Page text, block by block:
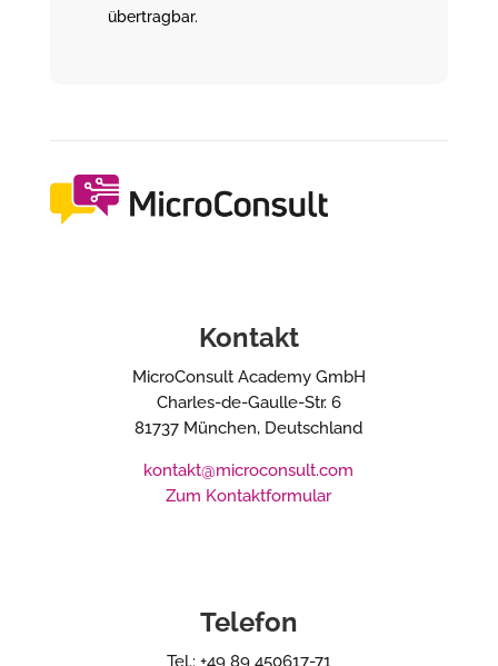
übertragbar.
Kontakt
MicroConsult Academy GmbH
Charles-de-Gaulle-Str. 6
81737 München, Deutschland
kontakt@microconsult.com
Zum Kontaktformular
Telefon